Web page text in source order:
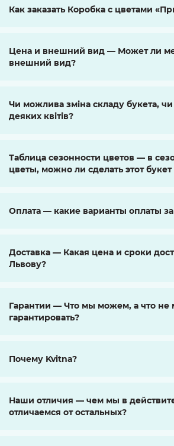
Как заказать Коробка с цветами
Цена и внешний вид — Может ли
внешний вид?
Чи можлива зміна складу букета,
деяких квітів?
Таблица сезонности цветов — в
цветы, можно ли сделать этот букет
Оплата — какие варианты оплаты за
Доставка — Какая цена и сроки
Львову?
Гарантии — Что мы можем, а что
гарантировать?
Почему Kvitna?
Наши отличия — чем мы в
отличаемся от остальных?